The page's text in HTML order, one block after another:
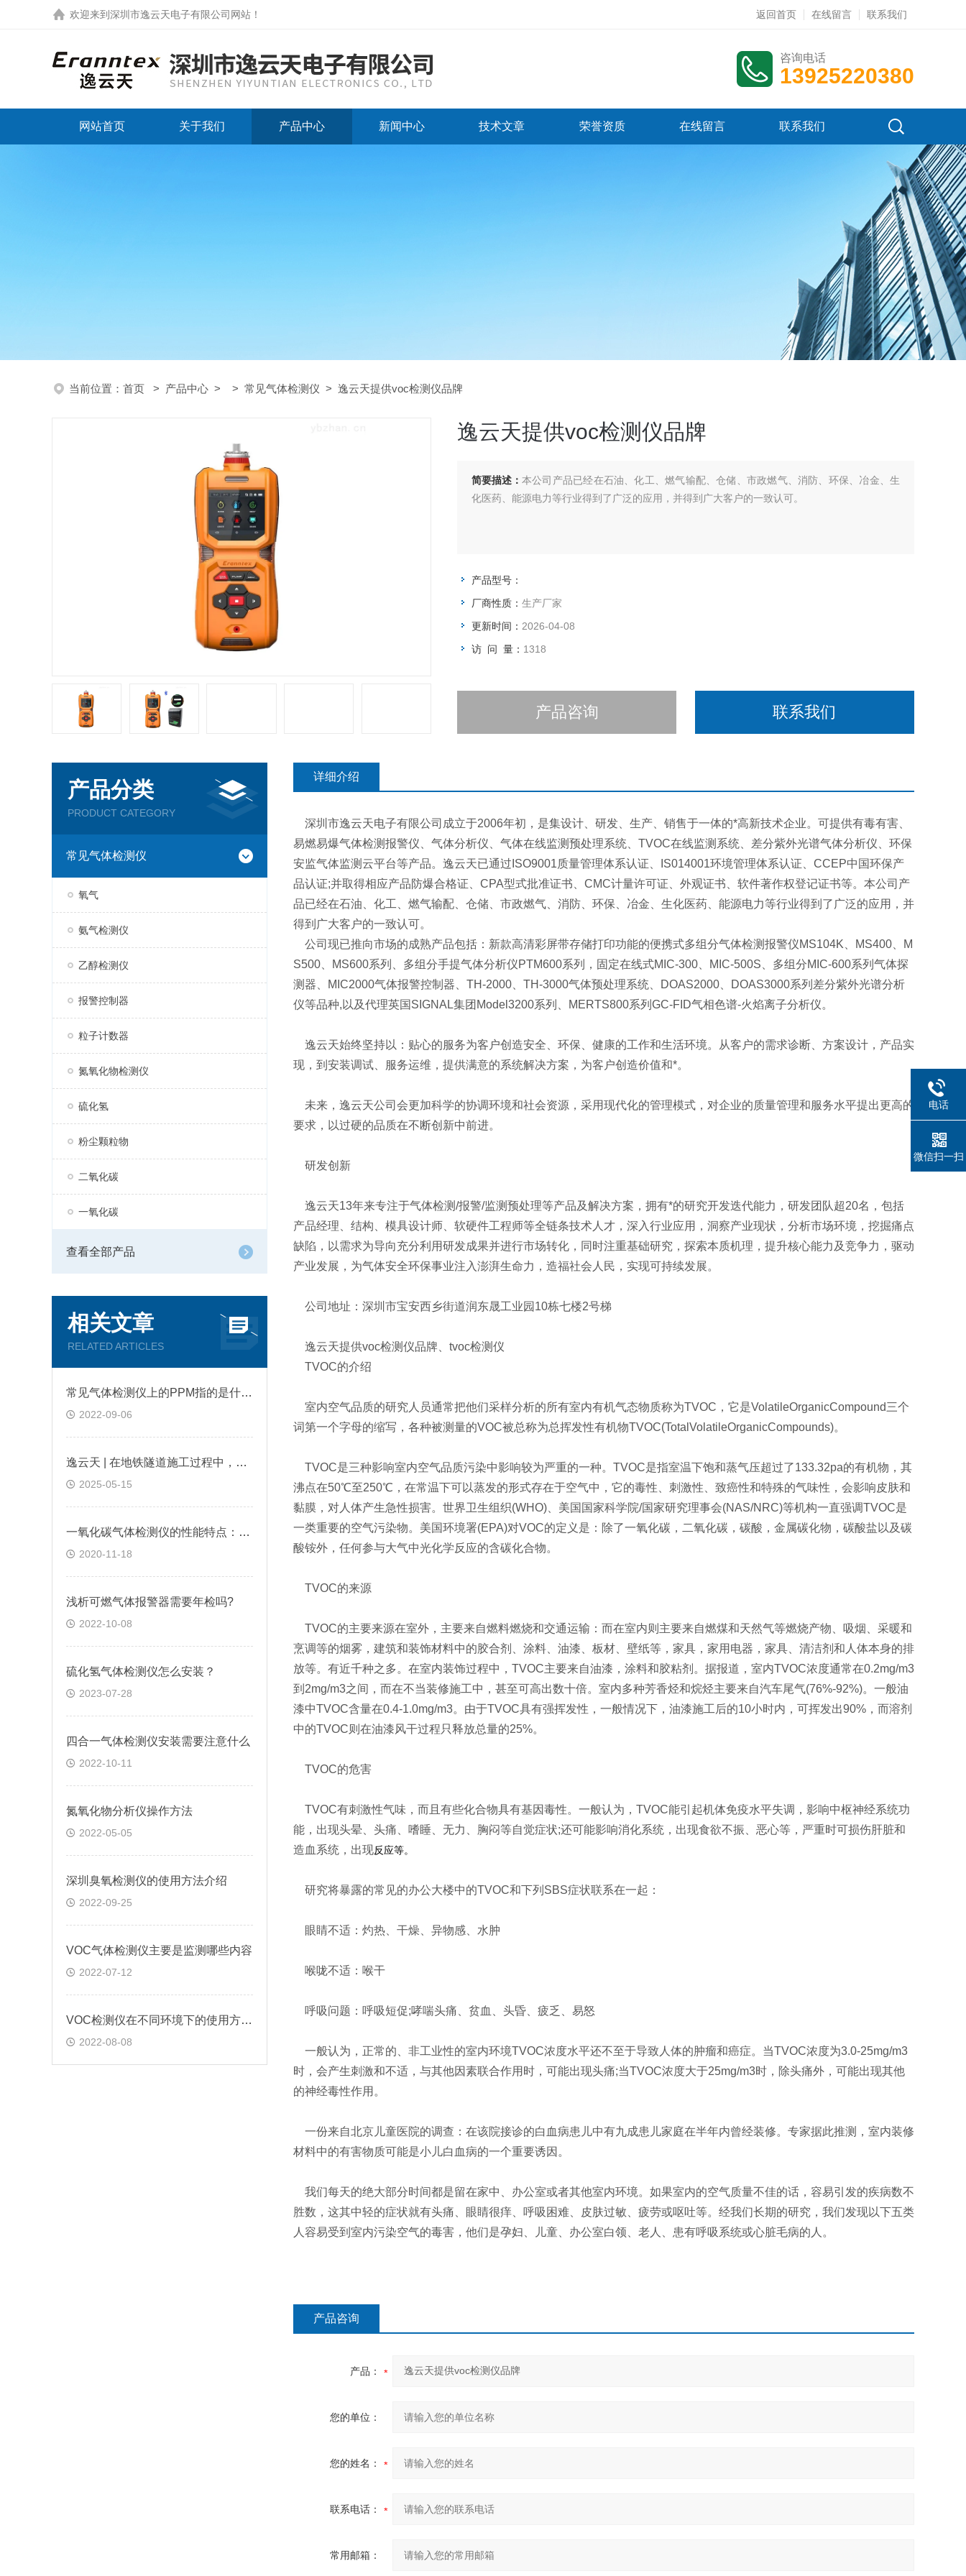
欢迎来到 深圳市逸云天电子有限公司网站 ！ 返回首页 在线留言 联系我们
咨询电话
13925220380
网站首页 关于我们 产品中心 新闻中心 技术文章 荣誉资质 在线留言 联系我们
当前位置： 首页 > 产品中心 > > 常见气体检测仪 > 逸云天提供voc检测仪品牌
逸云天提供voc检测仪品牌
简要描述： 本公司产品已经在石油、化工、燃气输配、仓储、市政燃气、消防、环保、冶金、生
化医药、能源电力等行业得到了广泛的应用，并得到广大客户的一致认可。
产品型号：
厂商性质： 生产厂家
更新时间： 2026-04-08
访 问 量： 1318
产品咨询 联系我们
产品分类
PRODUCT CATEGORY
常见气体检测仪
氧气
氨气检测仪
乙醇检测仪
报警控制器
粒子计数器
氮氧化物检测仪
硫化氢
粉尘颗粒物
二氧化碳
一氧化碳
查看全部产品
相关文章
RELATED ARTICLES
常见气体检测仪上的PPM指的是什么?
2022-09-06
逸云天 | 在地铁隧道施工过程中，便携式气体检测仪是如何预警缺氧环境的？
2025-05-15
一氧化碳气体检测仪的性能特点：逸云天分享
2020-11-18
浅析可燃气体报警器需要年检吗?
2022-10-08
硫化氢气体检测仪怎么安装？
2023-07-28
四合一气体检测仪安装需要注意什么
2022-10-11
氮氧化物分析仪操作方法
2022-05-05
深圳臭氧检测仪的使用方法介绍
2022-09-25
VOC气体检测仪主要是监测哪些内容
2022-07-12
VOC检测仪在不同环境下的使用方法?
2022-08-08
详细介绍
深圳市逸云天电子有限公司成立于2006年初，是集设计、研发、生产、销售于一体的*高新技术企业。可提供有毒有害、
易燃易爆气体检测报警仪、气体分析仪、气体在线监测预处理系统、TVOC在线监测系统、差分紫外光谱气体分析仪、环保
安监气体监测云平台等产品。逸云天已通过ISO9001质量管理体系认证、IS014001环境管理体系认证、CCEP中国环保产
品认证;并取得相应产品防爆合格证、CPA型式批准证书、CMC计量许可证、外观证书、软件著作权登记证书等。本公司产
品已经在石油、化工、燃气输配、仓储、市政燃气、消防、环保、冶金、生化医药、能源电力等行业得到了广泛的应用，并
得到广大客户的一致认可。
公司现已推向市场的成熟产品包括：新款高清彩屏带存储打印功能的便携式多组分气体检测报警仪MS104K、MS400、M
S500、MS600系列、多组分手提气体分析仪PTM600系列，固定在线式MIC-300、MIC-500S、多组分MIC-600系列气体探
测器、MIC2000气体报警控制器、TH-2000、TH-3000气体预处理系统、DOAS2000、DOAS3000系列差分紫外光谱分析
仪等品种,以及代理英国SIGNAL集团Model3200系列、MERTS800系列GC-FID气相色谱-火焰离子分析仪。
逸云天始终坚持以：贴心的服务为客户创造安全、环保、健康的工作和生活环境。从客户的需求诊断、方案设计，产品实
现，到安装调试、服务运维，提供满意的系统解决方案，为客户创造价值和*。
未来，逸云天公司会更加科学的协调环境和社会资源，采用现代化的管理模式，对企业的质量管理和服务水平提出更高的
要求，以过硬的品质在不断创新中前进。
研发创新
逸云天13年来专注于气体检测/报警/监测预处理等产品及解决方案，拥有*的研究开发迭代能力，研发团队超20名，包括
产品经理、结构、模具设计师、软硬件工程师等全链条技术人才，深入行业应用，洞察产业现状，分析市场环境，挖掘痛点
缺陷，以需求为导向充分利用研发成果并进行市场转化，同时注重基础研究，探索本质机理，提升核心能力及竞争力，驱动
产业发展，为气体安全环保事业注入澎湃生命力，造福社会人民，实现可持续发展。
公司地址：深圳市宝安西乡街道润东晟工业园10栋七楼2号梯
逸云天提供voc检测仪品牌、tvoc检测仪
TVOC的介绍
室内空气品质的研究人员通常把他们采样分析的所有室内有机气态物质称为TVOC，它是VolatileOrganicCompound三个
词第一个字母的缩写，各种被测量的VOC被总称为总挥发性有机物TVOC(TotalVolatileOrganicCompounds)。
TVOC是三种影响室内空气品质污染中影响较为严重的一种。TVOC是指室温下饱和蒸气压超过了133.32pa的有机物，其
沸点在50℃至250℃，在常温下可以蒸发的形式存在于空气中，它的毒性、刺激性、致癌性和特殊的气味性，会影响皮肤和
黏膜，对人体产生急性损害。世界卫生组织(WHO)、美国国家科学院/国家研究理事会(NAS/NRC)等机构一直强调TVOC是
一类重要的空气污染物。美国环境署(EPA)对VOC的定义是：除了一氧化碳，二氧化碳，碳酸，金属碳化物，碳酸盐以及碳
酸铵外，任何参与大气中光化学反应的含碳化合物。
TVOC的来源
TVOC的主要来源在室外，主要来自燃料燃烧和交通运输：而在室内则主要来自燃煤和天然气等燃烧产物、吸烟、采暖和
烹调等的烟雾，建筑和装饰材料中的胶合剂、涂料、油漆、板材、壁纸等，家具，家用电器，家具、清洁剂和人体本身的排
放等。有近千种之多。在室内装饰过程中，TVOC主要来自油漆，涂料和胶粘剂。据报道，室内TVOC浓度通常在0.2mg/m3
到2mg/m3之间，而在不当装修施工中，甚至可高出数十倍。室内多种芳香烃和烷烃主要来自汽车尾气(76%-92%)。一般油
漆中TVOC含量在0.4-1.0mg/m3。由于TVOC具有强挥发性，一般情况下，油漆施工后的10小时内，可挥发出90%，而溶剂
中的TVOC则在油漆风干过程只释放总量的25%。
TVOC的危害
TVOC有刺激性气味，而且有些化合物具有基因毒性。一般认为，TVOC能引起机体免疫水平失调，影响中枢神经系统功
能，出现头晕、头痛、嗜睡、无力、胸闷等自觉症状;还可能影响消化系统，出现食欲不振、恶心等，严重时可损伤肝脏和
造血系统，出现反应等。
研究将暴露的常见的办公大楼中的TVOC和下列SBS症状联系在一起：
眼睛不适：灼热、干燥、异物感、水肿
喉咙不适：喉干
呼吸问题：呼吸短促;哮喘头痛、贫血、头昏、疲乏、易怒
一般认为，正常的、非工业性的室内环境TVOC浓度水平还不至于导致人体的肿瘤和癌症。当TVOC浓度为3.0-25mg/m3
时，会产生刺激和不适，与其他因素联合作用时，可能出现头痛;当TVOC浓度大于25mg/m3时，除头痛外，可能出现其他
的神经毒性作用。
一份来自北京儿童医院的调查：在该院接诊的白血病患儿中有九成患儿家庭在半年内曾经装修。专家据此推测，室内装修
材料中的有害物质可能是小儿白血病的一个重要诱因。
我们每天的绝大部分时间都是留在家中、办公室或者其他室内环境。如果室内的空气质量不佳的话，容易引发的疾病数不
胜数，这其中轻的症状就有头痛、眼睛很痒、呼吸困难、皮肤过敏、疲劳或呕吐等。经我们长期的研究，我们发现以下五类
人容易受到室内污染空气的毒害，他们是孕妇、儿童、办公室白领、老人、患有呼吸系统或心脏毛病的人。
产品咨询
产品：
您的单位：
您的姓名：
联系电话：
常用邮箱：
电话
微信扫一扫